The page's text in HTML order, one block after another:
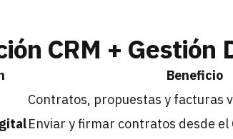
CRM + Gestión
Beneficio
Contratos, propuestas y facturas
Enviar y firmar contratos desde el